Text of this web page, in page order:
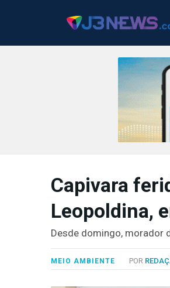
Capivara
Leopoldina,
Desde domingo, morador
MEIO AMBIENTE POR